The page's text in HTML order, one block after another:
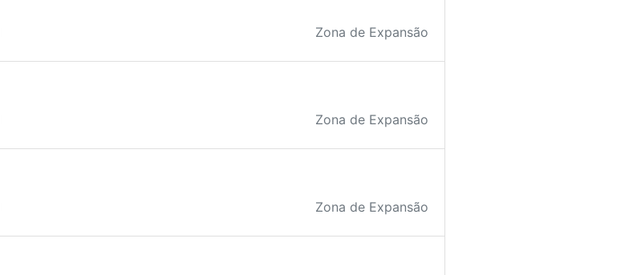
Zona de Expansão
Zona de Expansão
Zona de Expansão